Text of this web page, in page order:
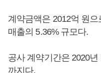
계약금액은 2012억 원
매출의 5.36% 규모다.
공사 계약기간은 2020
까지다.